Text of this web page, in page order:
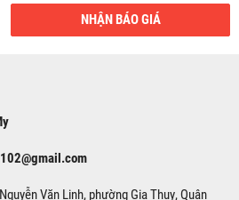
NHẬN BÁO GIÁ
Văn Linh, phường Gia Thuỵ, Quận